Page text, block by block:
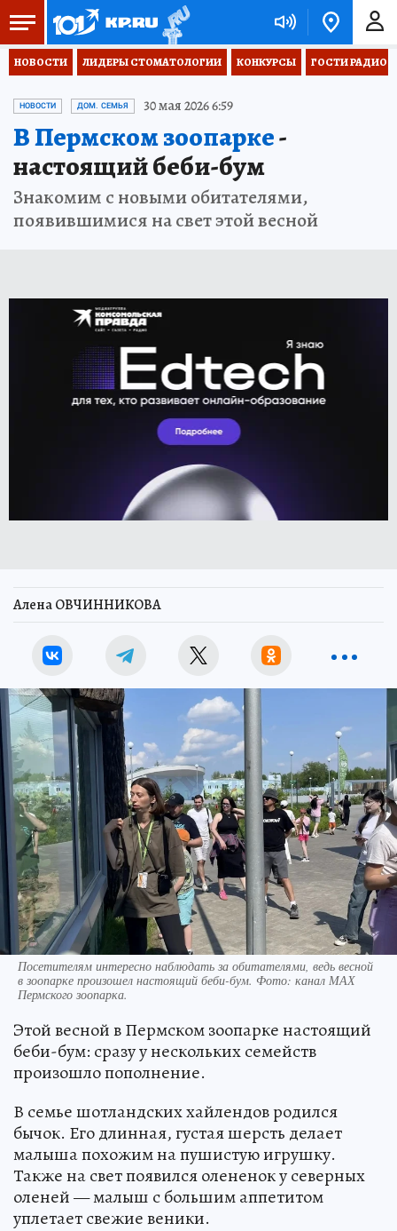
НОВОСТИ ЛИДЕРЫ СТОМАТОЛОГИИ КОНКУРСЫ ГОСТИ РАДИО
НОВОСТИ ДОМ. СЕМЬЯ 30 мая 2026 6:59
В Пермском зоопарке-
настоящий беби-бум
Знакомим с новыми обитателями,
появившимися на свет этой весной
Алена ОВЧИННИКОВА
Посетителям интересно наблюдать за обитателями, ведь весной
в зоопарке произошел настоящий беби-бум. Фото: канал МАХ
Пермского зоопарка.
Этой весной в Пермском зоопарке настоящий
беби-бум: сразу у нескольких семейств
произошло пополнение.
В семье шотландских хайлендов родился
бычок. Его длинная, густая шерсть делает
малыша похожим на пушистую игрушку.
Также на свет появился олененок у северных
оленей — малыш с большим аппетитом
уплетает свежие веники.